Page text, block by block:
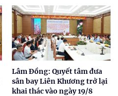
Lâm Đồng: Quyết tâm đưa
sân bay Liên Khương trở lại
khai thác vào ngày 19/8